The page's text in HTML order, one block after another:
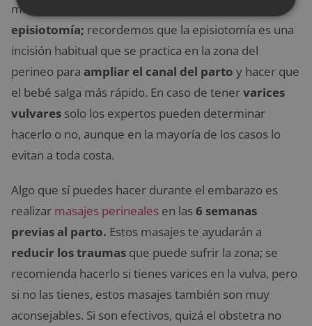
matrona determinarán si se debe hacer o no una
episiotomía; recordemos que la episiotomía es una
incisión habitual que se practica en la zona del
perineo para ampliar el canal del parto y hacer que
el bebé salga más rápido. En caso de tenervarices
vulvares solo los expertos pueden determinar
hacerlo o no, aunque en la mayoría de los casos lo
evitan a toda costa.
Algo que sí puedes hacer durante el embarazo es
realizar masajes perineales en las6 semanas
previas al parto. Estos masajes te ayudarán a
reducir los traumas que puede sufrir la zona; se
recomienda hacerlo si tienes varices en la vulva, pero
si no las tienes, estos masajes también son muy
aconsejables. Si son efectivos, quizá el obstetra no